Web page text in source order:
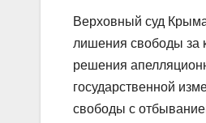
Верховный суд
лишения свободы за
решения
государственной
свободы с